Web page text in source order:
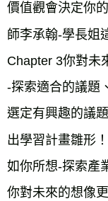
價值觀會決定你
師李承翰-學長姐
Chapter 3你對未
-探索適合的議題
選定有興趣的議
出學習計畫雛形
如你所想-探索產
你對未來的想像